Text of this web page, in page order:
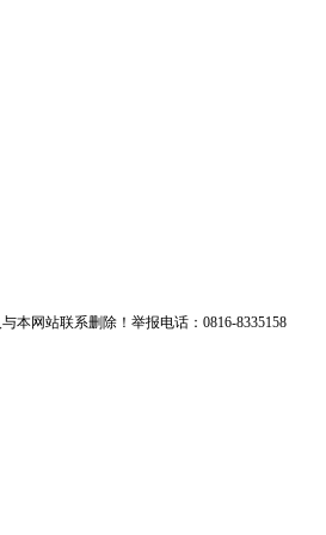
本网站联系删除！举报电话：0816-8335158